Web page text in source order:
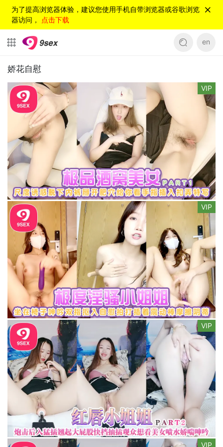
为了提高浏览器体验，建议您使用手机自带浏览器或谷歌浏览
器访问， 点击下载
en
娇花自慰
VIP
VIP
VIP
VIP